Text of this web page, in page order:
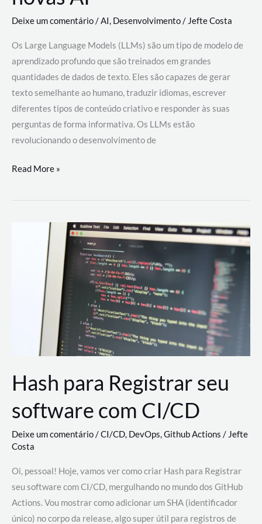
Deixe um comentário/AI, Desenvolvimento/ Jefte Costa
Os Large Language Models (LLMs) são um tipo de modelo de
aprendizado profundo que são treinados em grandes
quantidades de dados de texto. Eles são capazes de gerar
texto semelhante ao humano, traduzir idiomas, escrever
diferentes tipos de conteúdo criativo e responder às suas
perguntas de forma informativa. Os LLMs estão
revolucionando o desenvolvimento de
Large
Models
revolucionando
desenvolvimento
Read More »
Hash para Registrar seu
software com CI/CD
Deixe um comentário/CI/CD, DevOps,Github Actions /Jefte
Costa
Oi, pessoal! Hoje, vamos ver como criar Hash para Registrar
seu software com CI/CD, mergulhando no mundo dos GitHub
Actions. Vou mostrar como adicionar um SHA (identificador
único) no corpo da release, algo super útil para registros de